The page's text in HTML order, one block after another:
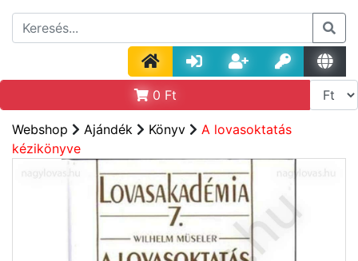
0 Ft
Webshop Ajándék Könyv
A lovasoktatás
kézikönyve